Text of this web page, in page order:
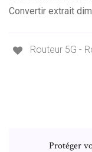
Convertir extrait
Routeur 5G -
Protéger